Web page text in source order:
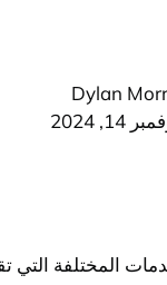
Dylan
14, 2024
المختلفة